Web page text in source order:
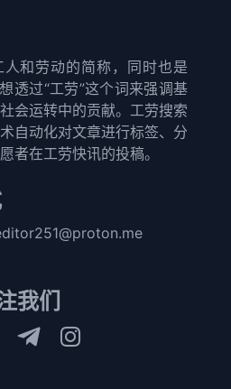
人和劳动的简称，同时也是
透过“工劳”这个词来强调基
会运转中的贡献。工劳搜索
自动化对文章进行标签、分
者在工劳快讯的投稿。
我们